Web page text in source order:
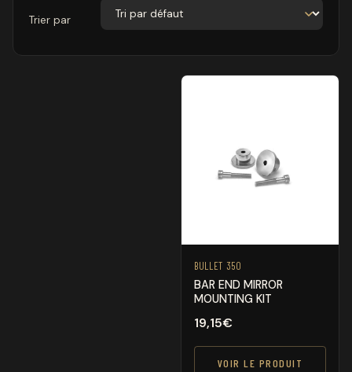
Trier par
BULLET 350
BAR END MIRROR
MOUNTING KIT
19,15€
VOIR LE PRODUIT